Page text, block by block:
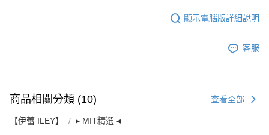
顯示電腦版詳細說明
客服
商品相關分類 (10) 查看全部
【伊蕾 ILEY】 ▸ MIT精選 ◂